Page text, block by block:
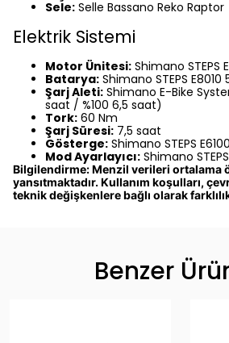
Sele: Selle Bassano Reko Raptor
Elektrik Sistemi
Motor Ünitesi: Shimano STEPS
Batarya: Shimano STEPS E8010
Şarj Aleti: Shimano E-Bike
saat / %100 6,5 saat)
Tork: 60 Nm
Şarj Süresi: 7,5 saat
Gösterge: Shimano STEPS E6100
Mod Ayarlayıcı: Shimano
Bilgilendirme: Menzil verileri ortalama
yansıtmaktadır. Kullanım koşulları,
teknik değişkenlere bağlı olarak
Benzer